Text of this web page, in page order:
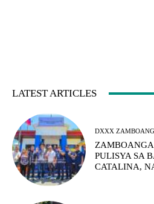
LATEST ARTICLES
DXXX
PULISYA SA
CATALINA,